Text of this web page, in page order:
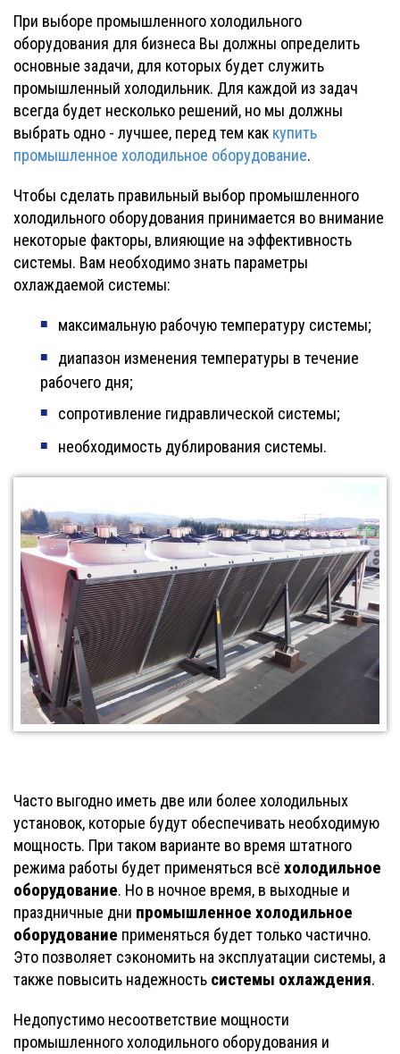
При выборе промышленного холодильного
оборудования для бизнеса Вы должны определить
основные задачи, для которых будет служить
промышленный холодильник. Для каждой из задач
всегда будет несколько решений, но мы должны
выбрать одно - лучшее, перед тем как купить
промышленное холодильное оборудование.
Чтобы сделать правильный выбор промышленного
холодильного оборудования принимается во внимание
некоторые факторы, влияющие на эффективность
системы. Вам необходимо знать параметры
охлаждаемой системы:
максимальную рабочую температуру системы;
диапазон изменения температуры в течение
рабочего дня;
сопротивление гидравлической системы;
необходимость дублирования системы.
Часто выгодно иметь две или более холодильных
установок, которые будут обеспечивать необходимую
мощность. При таком варианте во время штатного
режима работы будет применяться всё холодильное
оборудование. Но в ночное время, в выходные и
праздничные дни промышленное холодильное
оборудование применяться будет только частично.
Это позволяет сэкономить на эксплуатации системы, а
также повысить надежность системы охлаждения.
Недопустимо несоответствие мощности
промышленного холодильного оборудования и